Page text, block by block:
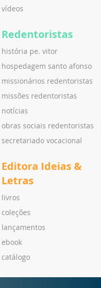
vídeos
Redentoristas
história pe. vitor
hospedagem santo afonso
missionários redentoristas
missões redentoristas
notícias
obras sociais redentoristas
secretariado vocacional
Editora Ideias &
Letras
livros
coleções
lançamentos
ebook
catálogo